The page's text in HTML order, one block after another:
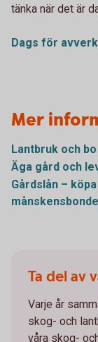
tänka när det är
Dags för
Mer
Lantbruk och
Äga gård och
Gårdslån –
Ta del av
Varje år
skog- och
våra skog-